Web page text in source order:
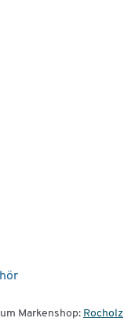
Markenshop: Rocholz